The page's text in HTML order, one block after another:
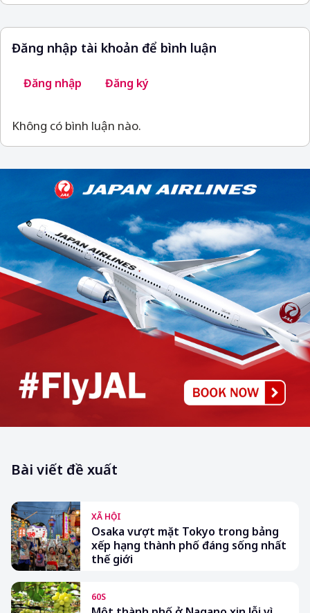
Đăng nhập tài khoản để bình luận
Đăng nhập Đăng ký
Không có bình luận nào.
Bài viết đề xuất
XÃ HỘI
Osaka vượt mặt Tokyo trong bảng
xếp hạng thành phố đáng sống nhất
thế giới
60S